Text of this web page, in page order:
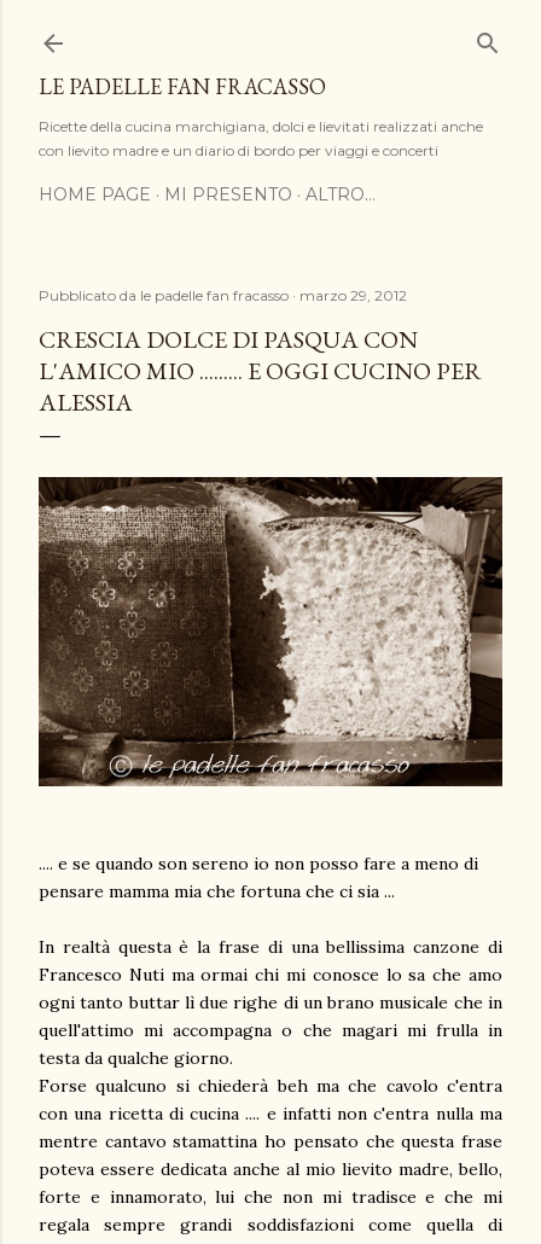
LE PADELLE FAN FRACASSO
Ricette della cucina marchigiana, dolci e lievitati realizzati anche
con lievito madre e un diario di bordo per viaggi e concerti
HOME PAGE MI PRESENTO ALTRO…
Pubblicato da le padelle fan fracasso marzo 29, 2012
CRESCIA DOLCE DI PASQUA CON
L'AMICO MIO ......... E OGGI CUCINO PER
ALESSIA
.... e se quando son sereno io non posso fare a meno di
pensare mamma mia che fortuna che ci sia ...
In realtà questa è la frase di una bellissima canzone di
Francesco Nuti ma ormai chi mi conosce lo sa che amo
ogni tanto buttar lì due righe di un brano musicale che in
quell'attimo mi accompagna o che magari mi frulla in
testa da qualche giorno.
Forse qualcuno si chiederà beh ma che cavolo c'entra
con una ricetta di cucina .... e infatti non c'entra nulla ma
mentre cantavo stamattina ho pensato che questa frase
poteva essere dedicata anche al mio lievito madre, bello,
forte e innamorato, lui che non mi tradisce e che mi
regala sempre grandi soddisfazioni come quella di